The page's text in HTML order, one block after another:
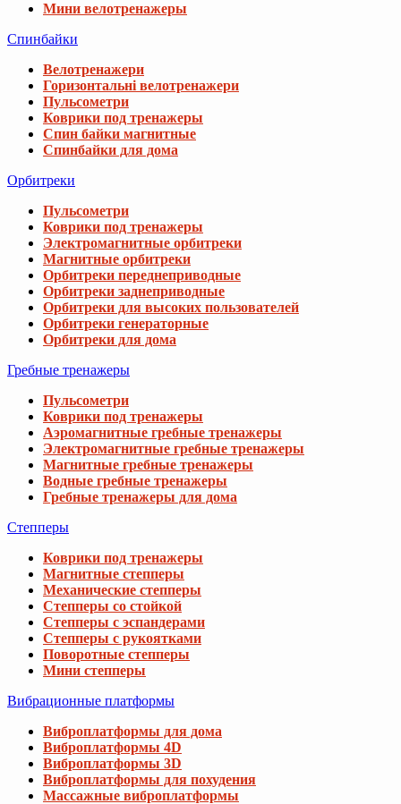
Мини велотренажеры
Спинбайки
Велотренажери
Горизонтальні велотренажери
Пульсометри
Коврики под тренажеры
Спин байки магнитные
Спинбайки для дома
Орбитреки
Пульсометри
Коврики под тренажеры
Электромагнитные орбитреки
Магнитные орбитреки
Орбитреки переднеприводные
Орбитреки заднеприводные
Орбитреки для высоких пользователей
Орбитреки генераторные
Орбитреки для дома
Гребные тренажеры
Пульсометри
Коврики под тренажеры
Аэромагнитные гребные тренажеры
Электромагнитные гребные тренажеры
Магнитные гребные тренажеры
Водные гребные тренажеры
Гребные тренажеры для дома
Степперы
Коврики под тренажеры
Магнитные степперы
Механические степперы
Степперы со стойкой
Степперы с эспандерами
Степперы с рукоятками
Поворотные степперы
Мини степперы
Вибрационные платформы
Виброплатформы для дома
Виброплатформы 4D
Виброплатформы 3D
Виброплатформы для похудения
Массажные виброплатформы